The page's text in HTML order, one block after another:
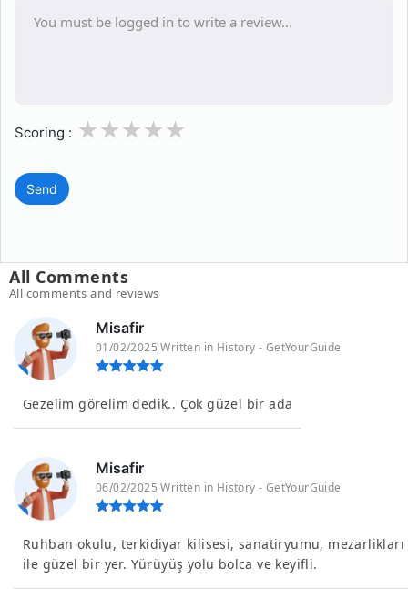
Scoring : 3
2
1
Send
All Comments
All comments and reviews
Misafir
01/02/2025 Written in History - GetYourGuide
Gezelim görelim dedik.. Çok güzel bir ada
Misafir
06/02/2025 Written in History - GetYourGuide
Ruhban okulu, terkidiyar kilisesi, sanatiryumu, mezarlikları
ile güzel bir yer. Yürüyüş yolu bolca ve keyifli.